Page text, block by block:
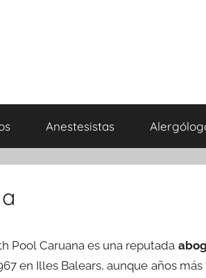
Anestesistas
Pool Caruana es una reputada
en Illes Balears, aunque años